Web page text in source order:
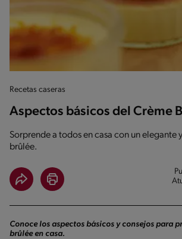
Recetas caseras
Aspectos básicos del Crème
Sorprende a todos en casa con un elegante
brûlée.
Conoce los aspectos básicos y consejos para
brûlée en casa.